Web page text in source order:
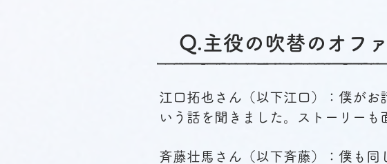
​Q.主役の吹替のオフ
江口拓也さん（以下江口）：僕が
いう話を聞きました。ストーリーも
斉藤壮馬さん（以下斉藤）：僕も